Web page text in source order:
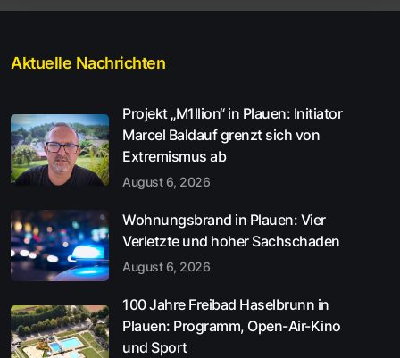
Aktuelle Nachrichten
Projekt „M1llion“ in Plauen: Initiator
Marcel Baldauf grenzt sich von
Extremismus ab
August 6, 2026
Wohnungsbrand in Plauen: Vier
Verletzte und hoher Sachschaden
August 6, 2026
100 Jahre Freibad Haselbrunn in
Plauen: Programm, Open-Air-Kino
und Sport